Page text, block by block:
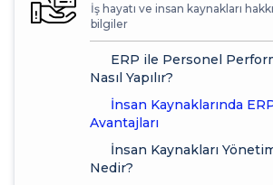
İş hayatı ve insan kaynakları
bilgiler
ERP ile Personel
Nasıl Yapılır?
İnsan Kaynaklarında
Avantajları
İnsan Kaynakları
Nedir?